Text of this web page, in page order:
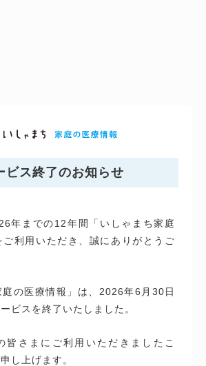
ビス終了のお知らせ
年までの12年間「いしゃまち家庭
利用いただき、誠にありがとうご
庭の医療情報」は、2026年6月30日
ビスを終了いたしました。
皆さまにご利用いただきましたこ
し上げます。